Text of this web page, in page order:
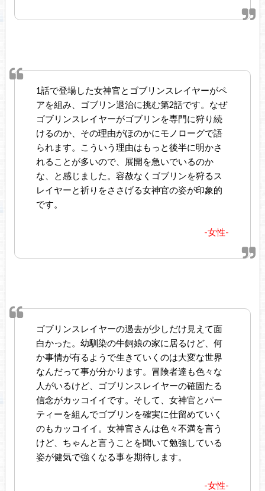
1話で登場した女神官とゴブリンスレイヤーがペ
アを組み、ゴブリン退治に挑む第2話です。なぜ
ゴブリンスレイヤーがゴブリンを専門に狩り続
けるのか、その理由がほのかにモノローグで語
られます。こういう理由はもっと後半に明かさ
れることが多いので、展開を急いでいるのか
な、と感じました。容赦なくゴブリンを狩るス
レイヤーと祈りをささげる女神官の姿が印象的
です。
-女性-
ゴブリンスレイヤーの過去が少しだけ見えて面
白かった。幼馴染の牛飼娘の家に居るけど、何
か事情が有るようで生きていくのは大変な世界
なんだって事が分かります。冒険者達も色々な
人がいるけど、ゴブリンスレイヤーの確固たる
信念がカッコイイです。そして、女神官とパー
ティーを組んでゴブリンを確実に仕留めていく
のもカッコイイ。女神官さんは色々不満を言う
けど、ちゃんと言うことを聞いて勉強している
姿が健気で強くなる事を期待します。
-女性-